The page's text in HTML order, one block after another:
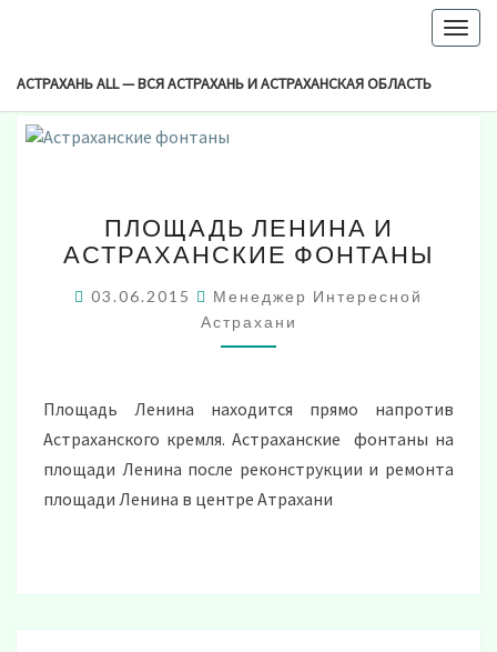
АСТРАХАНЬ ALL — ВСЯ АСТРАХАНЬ И АСТРАХАНСКАЯ ОБЛАСТЬ
Метка:Фонтаны Видео
ЛЕНИНА
И
ФОНТАНЫ
ПЛОЩАДЬ ЛЕНИНА И
АСТРАХАНСКИЕ ФОНТАНЫ
03.06.2015
Менеджер Интересной
Астрахани
Площадь Ленина находится прямо напротив
Астраханского кремля. Астраханские фонтаны на
площади Ленина после реконструкции и ремонта
площади Ленина в центре Атрахани